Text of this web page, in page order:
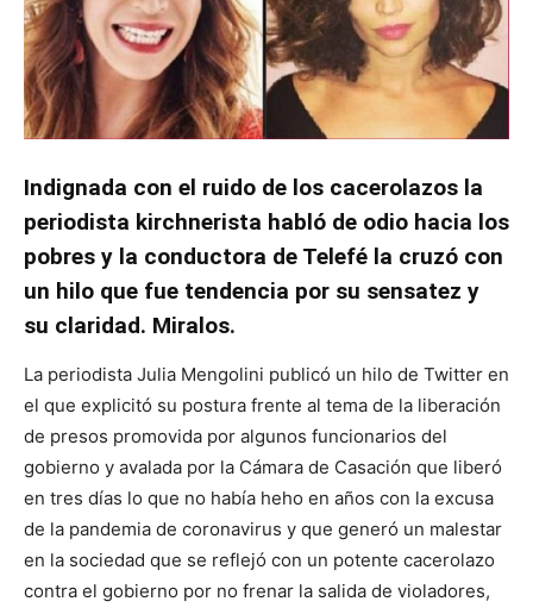
Indignada con el ruido de los cacerolazos la
periodista kirchnerista habló de odio hacia los
pobres y la conductora de Telefé la cruzó con
un hilo que fue tendencia por su sensatez y
su claridad. Miralos.
La periodista Julia Mengolini publicó un hilo de Twitter en
el que explicitó su postura frente al tema de la liberación
de presos promovida por algunos funcionarios del
gobierno y avalada por la Cámara de Casación que liberó
en tres días lo que no había heho en años con la excusa
de la pandemia de coronavirus y que generó un malestar
en la sociedad que se reflejó con un potente cacerolazo
contra el gobierno por no frenar la salida de violadores,